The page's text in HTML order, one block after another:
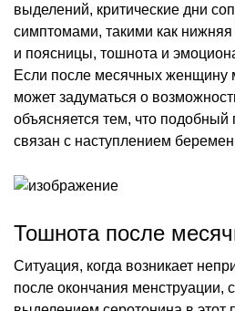
выделений, критические дни
симптомами, такими как
и поясницы, тошнота и
Если после месячных женщину
может задуматься о
объясняется тем, что подобный
связан с наступлением
Тошнота после
Ситуация, когда возникает
после окончания менструации,